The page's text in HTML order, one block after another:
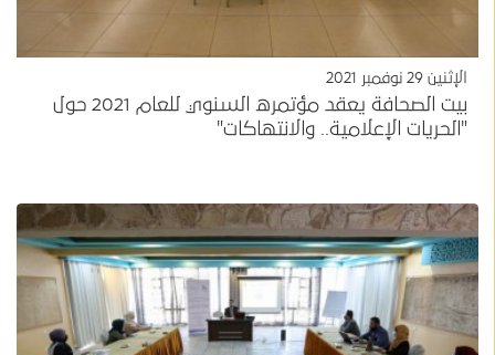
الإثنين 29 نوفمبر 2021
بيت الصحافة يعقد مؤتمره السنوي للعام 2021 حول
"الحريات الإعلامية.. والانتهاكات"